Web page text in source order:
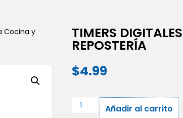
Cocina y TIMERS
REPOSTERÍA
$4.99
Añadir al carrito